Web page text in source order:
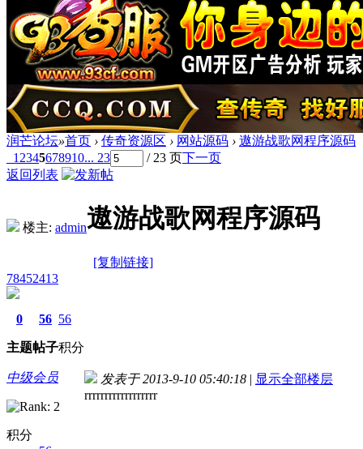
润芒论坛»首页 › 传奇资源区 › 网站源码 › 遨游战歌网程序源码
1 2345678910... 23 / 23 页下一页
返回列表
楼主: admin遨游战歌网程序源码
[复制链接]
78452413
0
主题
56
帖子
56
积分
中级会员
积分
发表于 2013-9-10 05:40:18 | 显示全部楼层
rrrrrrrrrrrrrrrrrr